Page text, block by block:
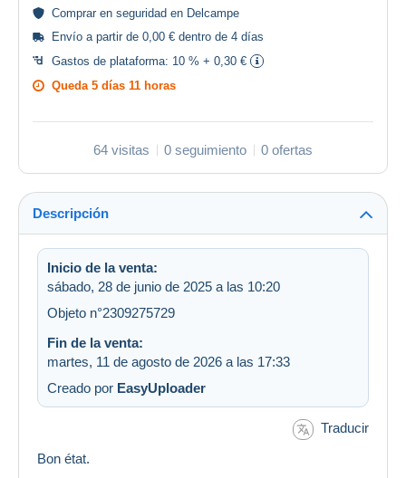
Comprar en seguridad en Delcampe
Envío a partir de 0,00 € dentro de 4 días
Gastos de plataforma: 10 % + 0,30 €
Queda 5 días 11 horas
64 visitas 0 seguimiento 0 ofertas
Descripción
Inicio de la venta:
sábado, 28 de junio de 2025 a las 10:20
Objeto n°2309275729
Fin de la venta:
martes, 11 de agosto de 2026 a las 17:33
Creado por EasyUploader
Traducir
Bon état.